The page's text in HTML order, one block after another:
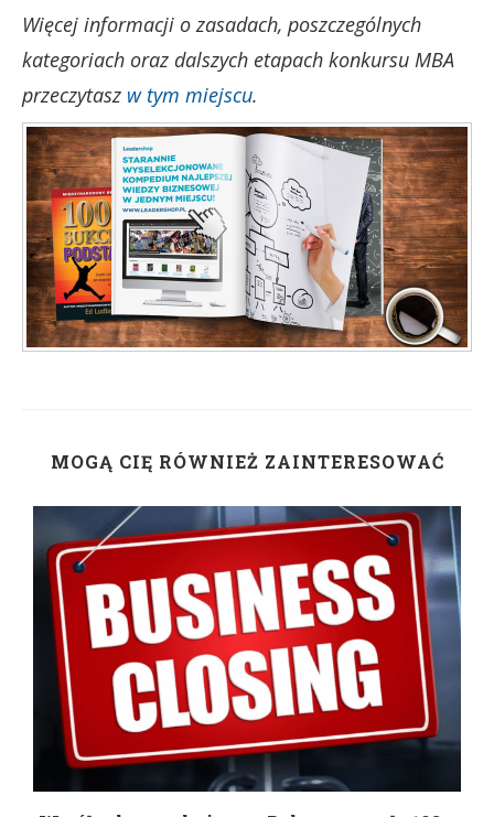
Więcej informacji o zasadach, poszczególnych
kategoriach oraz dalszych etapach konkursu MBA
przeczytasz w tym miejscu.
MOGĄ CIĘ RÓWNIEŻ ZAINTERESOWAĆ